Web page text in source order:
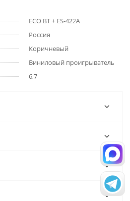
ECO BT + ES-422A
Россия
Коричневый
Виниловый проигрыватель
6,7